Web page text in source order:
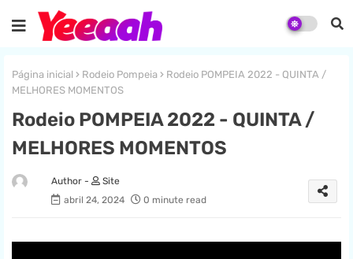
Página inicial Rodeio Pompeia
Rodeio POMPEIA 2022 - QUINTA /
MELHORES MOMENTOS
Rodeio POMPEIA 2022 - QUINTA /
MELHORES MOMENTOS
Site
abril 24, 2024
0 minute read